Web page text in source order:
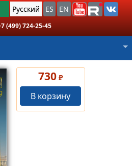
Русский ES EN
(499) 724-25-45
730 ₽
В корзину